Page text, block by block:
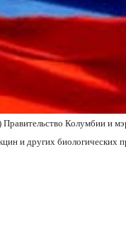
Колумбии и
и других биологических